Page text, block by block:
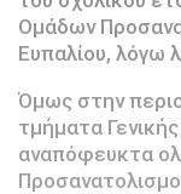
Ομάδων
Ευπαλίου, λόγω
Όμως στην
τμήματα
αναπόφευκτα